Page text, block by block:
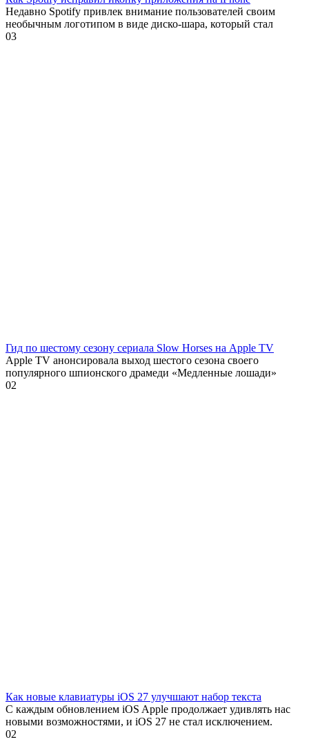
Недавно Spotify привлек внимание пользователей своим
необычным логотипом в виде диско-шара, который стал
03
Гид по шестому сезону сериала Slow Horses на Apple TV
Apple TV анонсировала выход шестого сезона своего
популярного шпионского драмеди «Медленные лошади»
02
Как новые клавиатуры iOS 27 улучшают набор текста
С каждым обновлением iOS Apple продолжает удивлять нас
новыми возможностями, и iOS 27 не стал исключением.
02